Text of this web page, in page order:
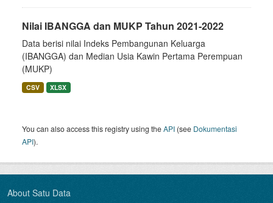
Nilai IBANGGA dan MUKP Tahun 2021-2022
Data berisi nilai Indeks Pembangunan Keluarga
(IBANGGA) dan Median Usia Kawin Pertama Perempuan
(MUKP)
CSV XLSX
You can also access this registry using theAPI (see Dokumentasi
API).
About Satu Data